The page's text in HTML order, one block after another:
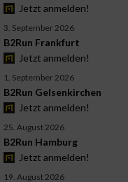
Jetzt anmelden!
3. September 2026
B2Run Frankfurt
Jetzt anmelden!
1. September 2026
B2Run Gelsenkirchen
Jetzt anmelden!
25. August 2026
B2Run Hamburg
Jetzt anmelden!
19. August 2026